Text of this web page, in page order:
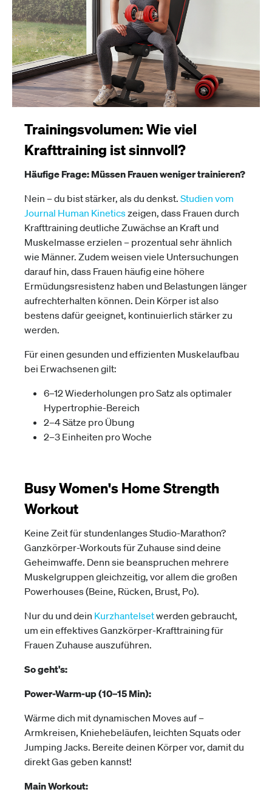
Trainingsvolumen: Wie viel
Krafttraining ist sinnvoll?
Häufige Frage: Müssen Frauen weniger trainieren?
Nein – du bist stärker, als du denkst. Studien vom
Journal Human Kineticszeigen, dass Frauen durch
Krafttraining deutliche Zuwächse an Kraft und
Muskelmasse erzielen – prozentual sehr ähnlich
wie Männer. Zudem weisen viele Untersuchungen
darauf hin, dass Frauen häufig eine höhere
Ermüdungsresistenz haben und Belastungen länger
aufrechterhalten können. Dein Körper ist also
bestens dafür geeignet, kontinuierlich stärker zu
werden.
Für einen gesunden und effizienten Muskelaufbau
bei Erwachsenen gilt:
6–12 Wiederholungen pro Satz als optimaler
Hypertrophie-Bereich
2–4 Sätze pro Übung
2–3 Einheiten pro Woche
Busy Women's Home Strength
Workout
Keine Zeit für stundenlanges Studio-Marathon?
Ganzkörper-Workouts für Zuhause sind deine
Geheimwaffe. Denn sie beanspruchen mehrere
Muskelgruppen gleichzeitig, vor allem die großen
Powerhouses (Beine, Rücken, Brust, Po).
Nur du und dein Kurzhantelsetwerden gebraucht,
um ein effektives Ganzkörper-Krafttraining für
Frauen Zuhause auszuführen.
So geht's:
Power-Warm-up (10–15 Min):
Wärme dich mit dynamischen Moves auf –
Armkreisen, Kniehebeläufen, leichten Squats oder
Jumping Jacks. Bereite deinen Körper vor, damit du
direkt Gas geben kannst!
Main Workout: